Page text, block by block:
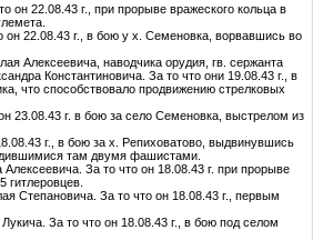
он 22.08.43 г., при прорыве вражеского кольца в
он 22.08.43 г., в бою у х. Семеновка, ворвавшись во
Алексеевича, наводчика орудия, гв. сержанта
Константиновича. За то что они 19.08.43 г., в
что способствовало продвижению стрелковых
23.08.43 г. в бою за село Семеновка, выстрелом из
г., в бою за х. Репиховатово, выдвинувшись
там двумя фашистами.
За то что он 18.08.43 г. при прорыве
Степановича. За то что он 18.08.43 г., первым
За то что он 18.08.43 г., в бою под селом